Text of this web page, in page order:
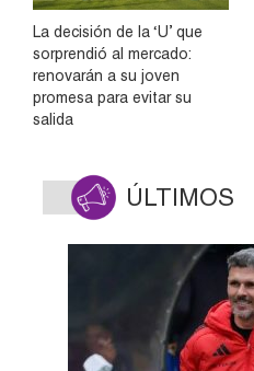
La decisión de la ‘U’ que
sorprendió al mercado:
renovarán a su joven
promesa para evitar su
salida
ÚLTIMOS